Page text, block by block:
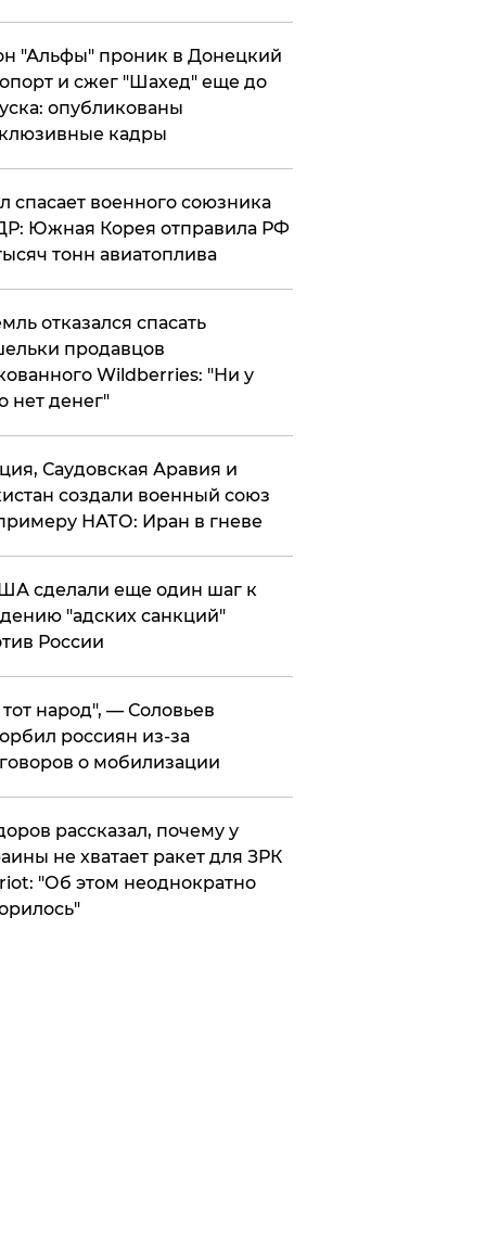
"Альфы" проник в Донецкий
и сжег "Шахед" еще до
опубликованы
кадры
спасает военного союзника
Южная Корея отправила РФ
тонн авиатоплива
отказался спасать
продавцов
Wildberries: "Ни у
нет денег"
Саудовская Аравия и
создали военный союз
НАТО: Иран в гневе
сделали еще один шаг к
"адских санкций"
России
народ", — Соловьев
россиян из-за
о мобилизации
рассказал, почему у
не хватает ракет для ЗРК
"Об этом неоднократно